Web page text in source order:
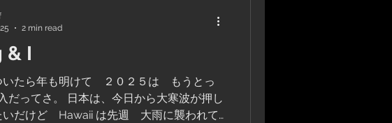
& I
たら年も明けて ２０２５は もうとっ
だってさ。 日本は、今日から大寒波が押し
いだけど Hawaii は先週 大雨に襲われて
2 min read